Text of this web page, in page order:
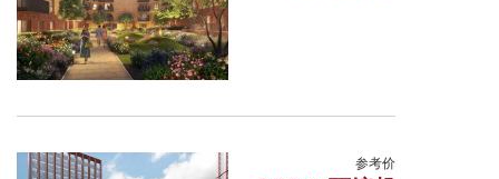
曼彻斯特·Vita Living
参考价